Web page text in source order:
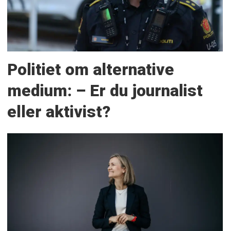
Politiet om alternative
medium: – Er du journalist
eller aktivist?